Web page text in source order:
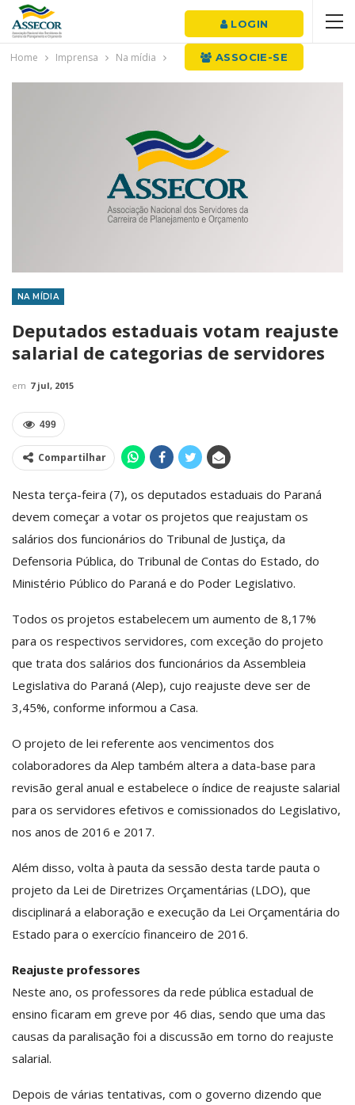
LOGIN
ASSOCIE-SE
Home Imprensa Na mídia
NA MÍDIA
Deputados estaduais votam reajuste
salarial de categorias de servidores
em 7 jul, 2015
499
Compartilhar
Nesta terça-feira (7), os deputados estaduais do Paraná
devem começar a votar os projetos que reajustam os
salários dos funcionários do Tribunal de Justiça, da
Defensoria Pública, do Tribunal de Contas do Estado, do
Ministério Público do Paraná e do Poder Legislativo.
Todos os projetos estabelecem um aumento de 8,17%
para os respectivos servidores, com exceção do projeto
que trata dos salários dos funcionários da Assembleia
Legislativa do Paraná (Alep), cujo reajuste deve ser de
3,45%, conforme informou a Casa.
O projeto de lei referente aos vencimentos dos
colaboradores da Alep também altera a data-base para
revisão geral anual e estabelece o índice de reajuste salarial
para os servidores efetivos e comissionados do Legislativo,
nos anos de 2016 e 2017.
Além disso, volta à pauta da sessão desta tarde pauta o
projeto da Lei de Diretrizes Orçamentárias (LDO), que
disciplinará a elaboração e execução da Lei Orçamentária do
Estado para o exercício financeiro de 2016.
Reajuste professores
Neste ano, os professores da rede pública estadual de
ensino ficaram em greve por 46 dias, sendo que uma das
causas da paralisação foi a discussão em torno do reajuste
salarial.
Depois de várias tentativas, com o governo dizendo que